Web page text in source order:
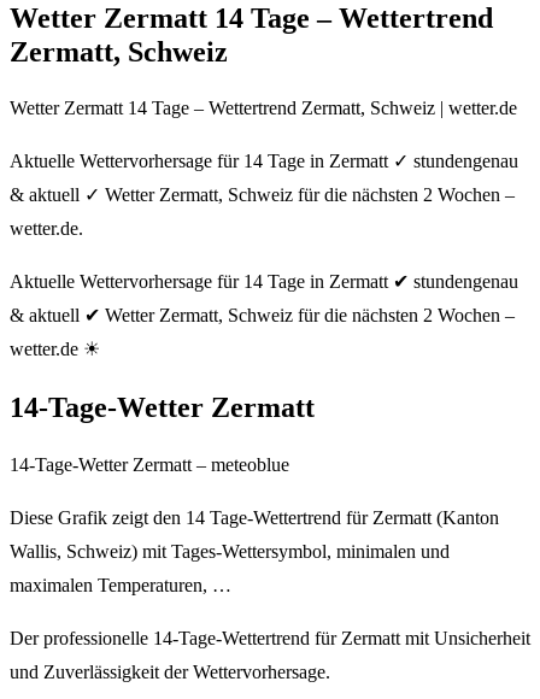
Wetter Zermatt 14 Tage – Wettertrend
Zermatt, Schweiz
Wetter Zermatt 14 Tage – Wettertrend Zermatt, Schweiz | wetter.de
Aktuelle Wettervorhersage für 14 Tage in Zermatt ✓ stundengenau
& aktuell ✓ Wetter Zermatt, Schweiz für die nächsten 2 Wochen –
wetter.de.
Aktuelle Wettervorhersage für 14 Tage in Zermatt ✔ stundengenau
& aktuell ✔ Wetter Zermatt, Schweiz für die nächsten 2 Wochen –
wetter.de ☀
14-Tage-Wetter Zermatt
14-Tage-Wetter Zermatt – meteoblue
Diese Grafik zeigt den 14 Tage-Wettertrend für Zermatt (Kanton
Wallis, Schweiz) mit Tages-Wettersymbol, minimalen und
maximalen Temperaturen, …
Der professionelle 14-Tage-Wettertrend für Zermatt mit Unsicherheit
und Zuverlässigkeit der Wettervorhersage.